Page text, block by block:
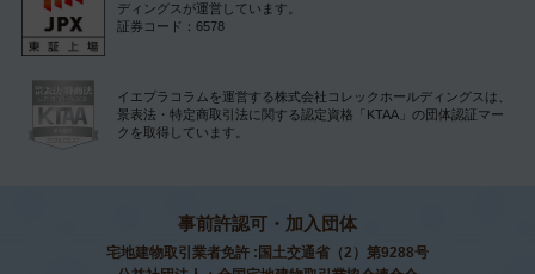
ディングスが運営しています。
証券コード：6578
イエプラコラムを運営する株式会社コレックホールディングスは、
景表法・特定商取引法に関する認定資格「KTAA」の団体認証マー
クを取得しています。
事前許認可・加入団体
宅地建物取引業者免許 :国土交通省（2）第9288号